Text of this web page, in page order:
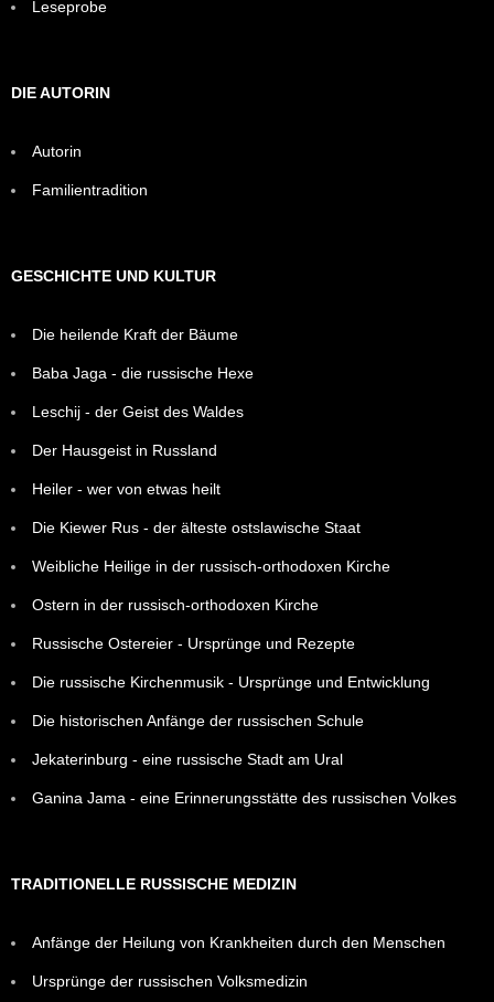
Leseprobe
DIE AUTORIN
Autorin
Familientradition
GESCHICHTE UND KULTUR
Die heilende Kraft der Bäume
Baba Jaga - die russische Hexe
Leschij - der Geist des Waldes
Der Hausgeist in Russland
Heiler - wer von etwas heilt
Die Kiewer Rus - der älteste ostslawische Staat
Weibliche Heilige in der russisch-orthodoxen Kirche
Ostern in der russisch-orthodoxen Kirche
Russische Ostereier - Ursprünge und Rezepte
Die russische Kirchenmusik - Ursprünge und Entwicklung
Die historischen Anfänge der russischen Schule
Jekaterinburg - eine russische Stadt am Ural
Ganina Jama - eine Erinnerungsstätte des russischen Volkes
TRADITIONELLE RUSSISCHE MEDIZIN
Anfänge der Heilung von Krankheiten durch den Menschen
Ursprünge der russischen Volksmedizin